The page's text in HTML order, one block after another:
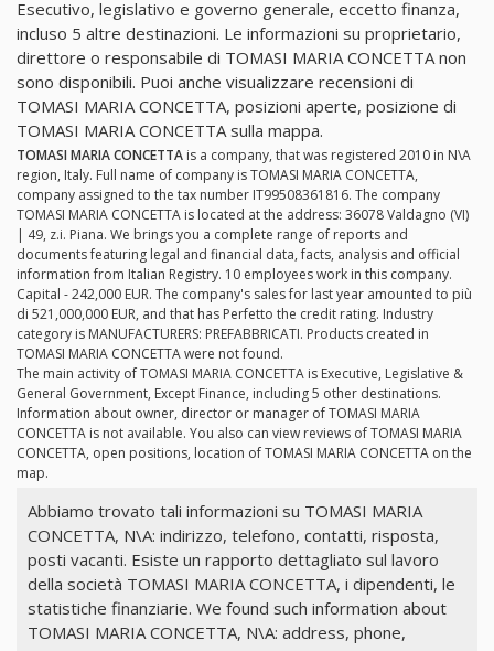
Esecutivo, legislativo e governo generale, eccetto finanza,
incluso 5 altre destinazioni. Le informazioni su proprietario,
direttore o responsabile di TOMASI MARIA CONCETTA non
sono disponibili. Puoi anche visualizzare recensioni di
TOMASI MARIA CONCETTA, posizioni aperte, posizione di
TOMASI MARIA CONCETTA sulla mappa.
TOMASI MARIA CONCETTA is a company, that was registered 2010 in N\A
region, Italy. Full name of company is TOMASI MARIA CONCETTA,
company assigned to the tax number IT99508361816. The company
TOMASI MARIA CONCETTA is located at the address: 36078 Valdagno (VI)
| 49, z.i. Piana. We brings you a complete range of reports and
documents featuring legal and financial data, facts, analysis and official
information from Italian Registry. 10 employees work in this company.
Capital - 242,000 EUR. The company's sales for last year amounted to più
di 521,000,000 EUR, and that has Perfetto the credit rating. Industry
category is MANUFACTURERS: PREFABBRICATI. Products created in
TOMASI MARIA CONCETTA were not found.
The main activity of TOMASI MARIA CONCETTA is Executive, Legislative &
General Government, Except Finance, including 5 other destinations.
Information about owner, director or manager of TOMASI MARIA
CONCETTA is not available. You also can view reviews of TOMASI MARIA
CONCETTA, open positions, location of TOMASI MARIA CONCETTA on the
map.
Abbiamo trovato tali informazioni su TOMASI MARIA
CONCETTA, N\A: indirizzo, telefono, contatti, risposta,
posti vacanti. Esiste un rapporto dettagliato sul lavoro
della società TOMASI MARIA CONCETTA, i dipendenti, le
statistiche finanziarie. We found such information about
TOMASI MARIA CONCETTA, N\A: address, phone,